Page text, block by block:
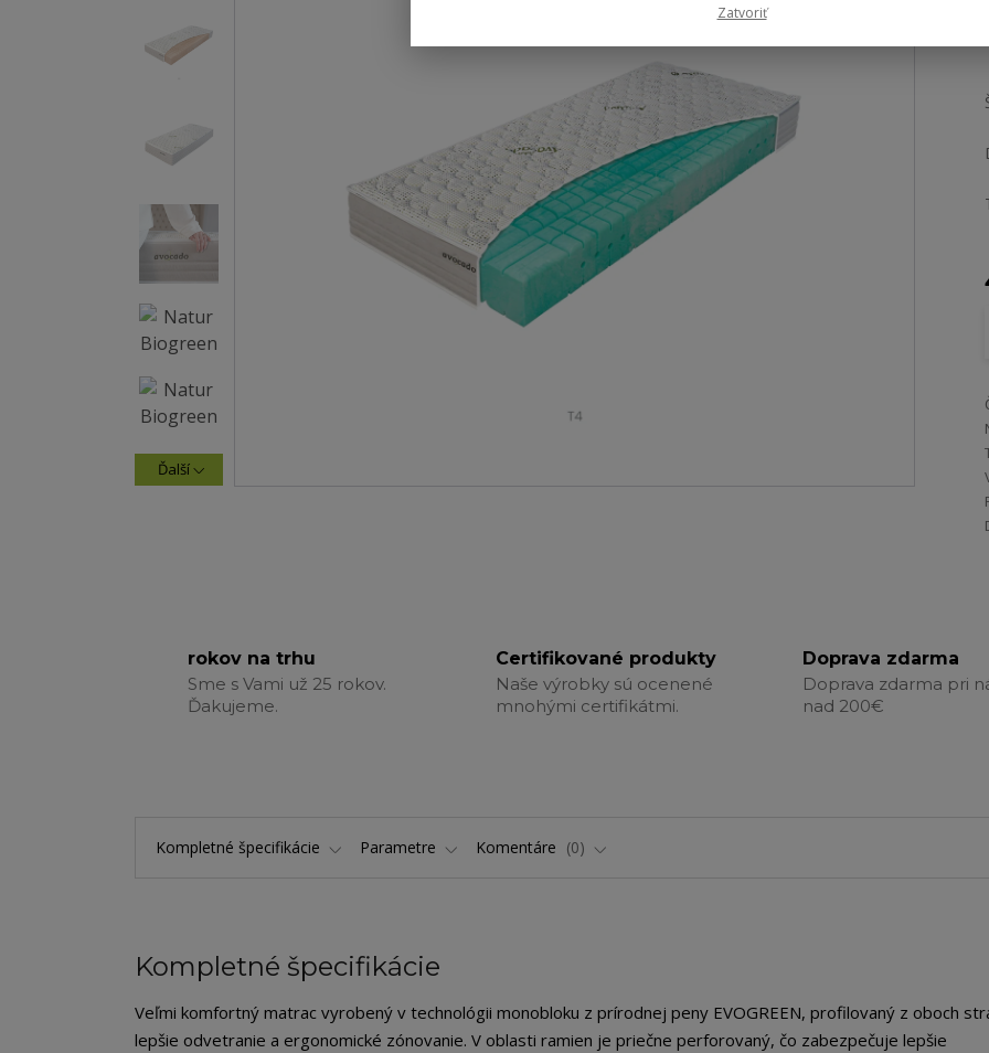
Ďalší
rokov na trhu
Sme s Vami už 25 rokov.
Ďakujeme.
Certifikované produkty
Naše výrobky sú ocenené
mnohými certifikátmi.
Doprava zdarma
Doprava zdarma pri
nad 200€
Kompletné špecifikácie Parametre Komentáre 0
Kompletné špecifikácie
Veľmi komfortný matrac vyrobený v technológii monobloku z prírodnej peny EVOGREEN, profilovaný z oboch
lepšie odvetranie a ergonomické zónovanie. V oblasti ramien je priečne perforovaný, čo zabezpečuje lepšie
Zatvoriť